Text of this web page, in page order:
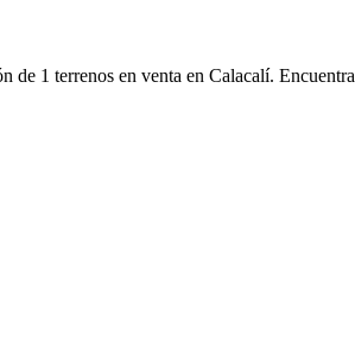
de 1 terrenos en venta en Calacalí.